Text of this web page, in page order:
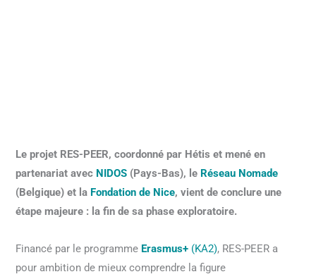
Le projet RES-PEER, coordonné par Hétis et mené en
partenariat avec NIDOS (Pays-Bas), le Réseau Nomade
(Belgique) et la Fondation de Nice, vient de conclure une
étape majeure : la fin de sa phase exploratoire.
Financé par le programme Erasmus+ (KA2), RES-PEER a
pour ambition de mieux comprendre la figure